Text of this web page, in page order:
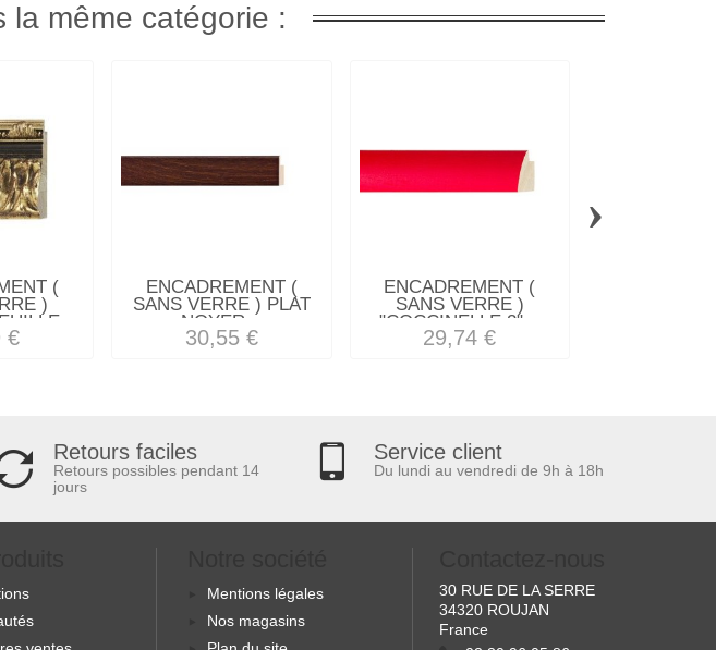
la même catégorie :
(
)
€
ENCADREMENT (
SANS VERRE ) PLAT
NOYER...
30,55 €
ENCADREMENT (
SANS VERRE )
"COCCINELLE 2"...
29,74 €
›
Retours faciles
Retours possibles pendant 14
jours
Service client
Du lundi au vendredi de 9h à 18h
Mentions légales
Nos magasins
30 RUE DE LA SERRE
34320 ROUJAN
France